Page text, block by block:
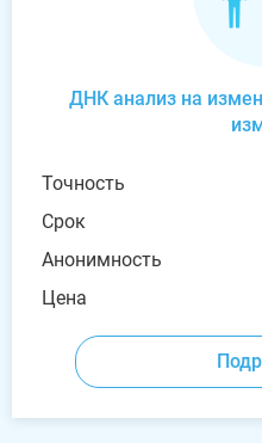
ДНК анализ на
Точность
Срок
Анонимность
Цена